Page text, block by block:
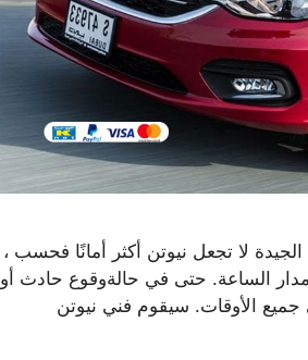
لا تجعل نيوتن أكثر أمانًا فحسب ،
الساعة. حتى في حالةوقوع حادث أو
الأوقات. سيقوم فني نيوتن